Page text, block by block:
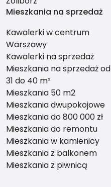
Mieszkania na sprzedaż
Kawalerki w centrum
Warszawy
Kawalerki na sprzedaż
Mieszkania na sprzedaż od
31 do 40 m²
Mieszkania 50 m2
Mieszkania dwupokojowe
Mieszkania do 800 000 zł
Mieszkania do remontu
Mieszkania w kamienicy
Mieszkania z balkonem
Mieszkania z piwnicą